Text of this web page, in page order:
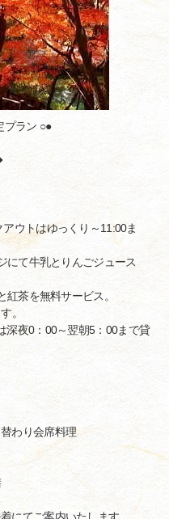
プラン ○●
ウトはゆっくり～11:00ま
にて牛乳とりんごジュース
茶を無料サービス。
。
深夜0：00～翌朝5：00まで貸
わり会席料理